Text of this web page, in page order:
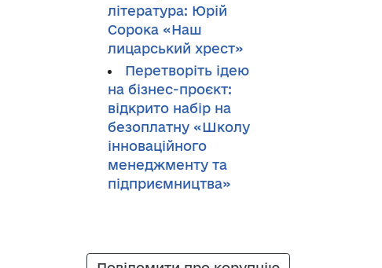
література: Юрій
Сорока «Наш
лицарський хрест»
Перетворіть ідею
на бізнес-проєкт:
відкрито набір на
безоплатну «Школу
інноваційного
менеджменту та
підприємництва»